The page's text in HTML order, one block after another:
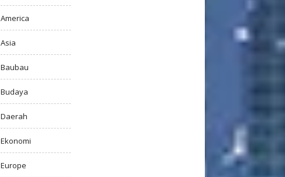
America
Asia
Baubau
Budaya
Daerah
Ekonomi
Europe